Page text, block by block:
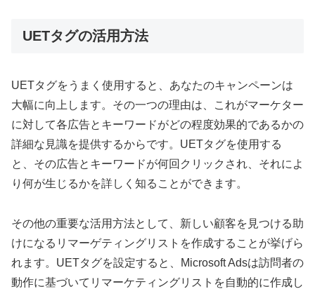
UETタグの活用方法
UETタグをうまく使用すると、あなたのキャンペーンは
大幅に向上します。その一つの理由は、これがマーケター
に対して各広告とキーワードがどの程度効果的であるかの
詳細な見識を提供するからです。UETタグを使用する
と、その広告とキーワードが何回クリックされ、それによ
り何が生じるかを詳しく知ることができます。
その他の重要な活用方法として、新しい顧客を見つける助
けになるリマーゲティングリストを作成することが挙げら
れます。UETタグを設定すると、Microsoft Adsは訪問者の
動作に基づいてリマーケティングリストを自動的に作成し